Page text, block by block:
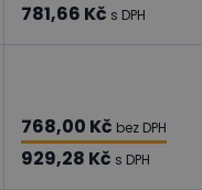
781,66 Kč s DPH
768,00 Kč bez DPH
929,28 Kč s DPH